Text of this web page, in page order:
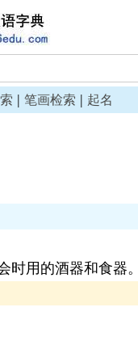
| 笔画检索 | 起名
时用的酒器和食器